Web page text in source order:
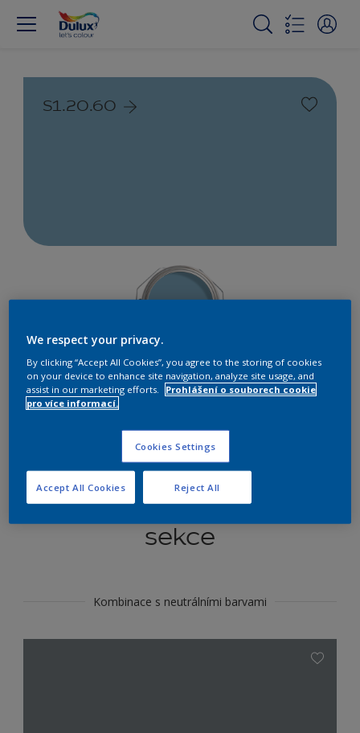
S1.20.60
Najít výrobek v tomto odstínu
Koordinovat barevné
sekce
Kombinace s neutrálními barvami
We respect your privacy.
By clicking “Accept All Cookies”, you agree to the storing of cookies
on your device to enhance site navigation, analyze site usage, and
assist in our marketing efforts.
Prohlášení o souborech cookie
pro více informací.
Cookies Settings
Reject All
Accept All Cookies